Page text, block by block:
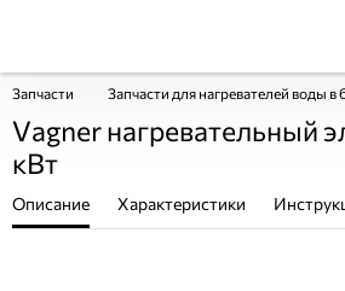
Запчасти Запчасти для нагревателей воды в
Vagner нагревательный
кВт
Описание Характеристики